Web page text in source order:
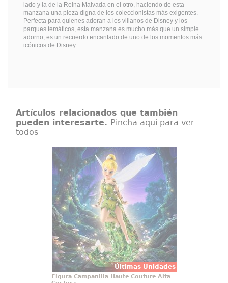
lado y la de la Reina Malvada en el otro, haciendo de esta
manzana una pieza digna de los coleccionistas más exigentes.
Perfecta para quienes adoran a los villanos de Disney y los
parques temáticos, esta manzana es mucho más que un simple
adorno, es un recuerdo encantado de uno de los momentos más
icónicos de Disney.
Artículos relacionados que también
pueden interesarte. Pincha aquí para ver
todos
Últimas Unidades
Figura Campanilla Haute Couture
Alta Costura
Mágica figura de Campanilla
(Tinker Bell) de la línea Haute
Couture de Walt Disney basada en
el clásico Peter Pan de 1953.
Figura Campanilla Haute Couture Alta